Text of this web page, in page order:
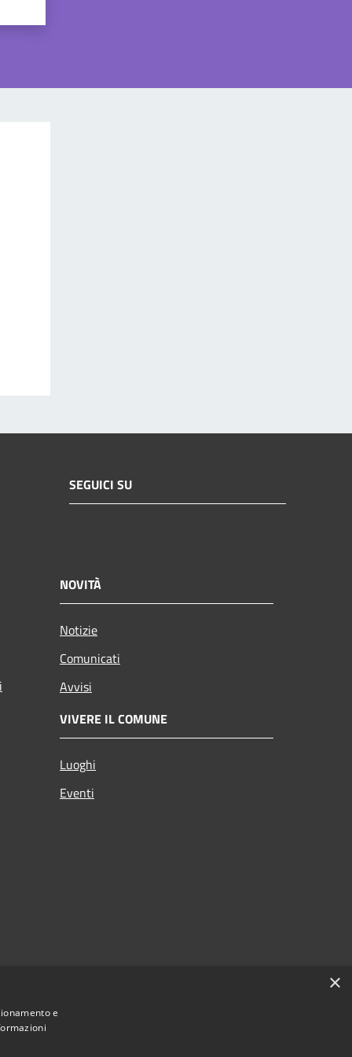
SEGUICI SU
NOVITÀ
Notizie
Comunicati
Avvisi
VIVERE IL COMUNE
Luoghi
Eventi
×
e